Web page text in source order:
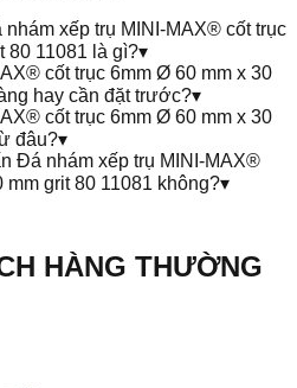
xếp trụ MINI-MAX® cốt trục
80 11081 là gì?▾
cốt trục 6mm Ø 60 mm x 30
hay cần đặt trước?▾
cốt trục 6mm Ø 60 mm x 30
đâu?▾
Đá nhám xếp trụ MINI-MAX®
grit 80 11081 không?▾
HÀNG THƯỜNG